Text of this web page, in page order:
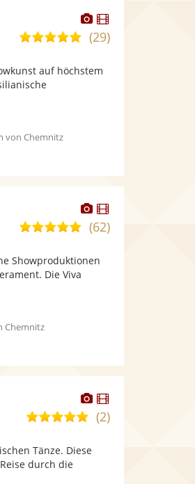
Dieser
Künstler
stellt
bereit.
Dieser
Künstler
5,0
5
(29)
auf höchstem
von Chemnitz
Dieser
Künstler
stellt
bereit.
Dieser
Künstler
5,0
5
(62)
Showproduktionen
Die Viva
Chemnitz
Dieser
Künstler
stellt
Dieser
Künstler
5,0
5
(2)
Tänze. Diese
durch die